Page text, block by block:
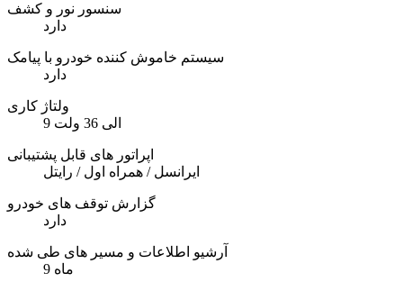
سنسور نور و کشف
دارد
سیستم خاموش کننده خودرو با پیامک
دارد
ولتاژ کاری
9 الی 36 ولت
اپراتور های قابل پشتیبانی
ایرانسل / همراه اول / رایتل
گزارش توقف های خودرو
دارد
آرشیو اطلاعات و مسیر های طی شده
9 ماه